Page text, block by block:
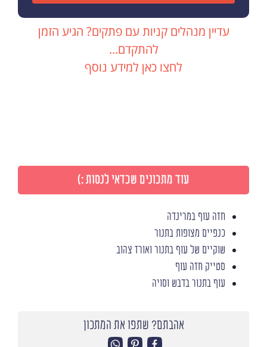
עדיין מנהלים קניות עם פתקים? הגיע הזמן
להתקדם...
לחצו כאן למידע נוסף
עוד מתכונים שכדאי לנסות :)
חזה עוף במרינדה
כנפיים מצופות בתנור
שוקיים של עוף בתנור ואורז צהוב
סטייק חזה עוף
עוף בתנור בדבש וסויה
אהבתם? שתפו את המתכון